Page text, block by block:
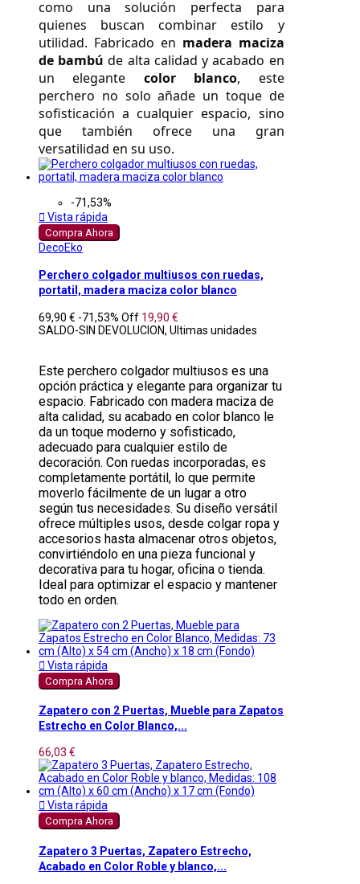
como una solución perfecta para
quienes buscan combinar estilo y
utilidad. Fabricado en madera maciza
de bambú de alta calidad y acabado en
un elegante color blanco, este
perchero no solo añade un toque de
sofisticación a cualquier espacio, sino
que también ofrece una gran
versatilidad en su uso.
-71,53%
 Vista rápida
Compra Ahora
DecoEko
Perchero colgador multiusos con ruedas,
portatil, madera maciza color blanco
69,90 € -71,53% Off 19,90 €
SALDO-SIN DEVOLUCION, Ultimas unidades
Este perchero colgador multiusos es una
opción práctica y elegante para organizar tu
espacio. Fabricado con madera maciza de
alta calidad, su acabado en color blanco le
da un toque moderno y sofisticado,
adecuado para cualquier estilo de
decoración. Con ruedas incorporadas, es
completamente portátil, lo que permite
moverlo fácilmente de un lugar a otro
según tus necesidades. Su diseño versátil
ofrece múltiples usos, desde colgar ropa y
accesorios hasta almacenar otros objetos,
convirtiéndolo en una pieza funcional y
decorativa para tu hogar, oficina o tienda.
Ideal para optimizar el espacio y mantener
todo en orden.
 Vista rápida
Compra Ahora
Zapatero con 2 Puertas, Mueble para Zapatos
Estrecho en Color Blanco,...
66,03 €
 Vista rápida
Compra Ahora
Zapatero 3 Puertas, Zapatero Estrecho,
Acabado en Color Roble y blanco,...